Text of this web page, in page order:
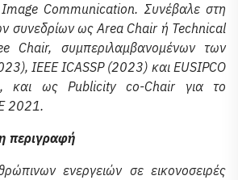
Communication. Συνέβαλε στη
συνεδρίων ως Area Chair ή Technical
Chair, συμπεριλαμβανομένων των
IEEE ICASSP (2023) και EUSIPCO
και ως Publicity co-Chair για το
2021.
περιγραφή
ενεργειών σε εικονοσειρές